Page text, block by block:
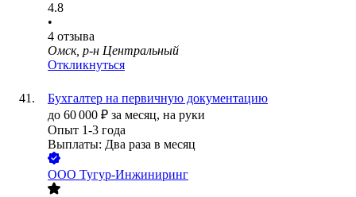
4.8
•
4 отзыва
Омск, р-н Центральный
Откликнуться
Бухгалтер на первичную документацию
до 60 000 ₽ за месяц, на руки
Опыт 1-3 года
Выплаты: Два раза в месяц
ООО Тугур-Инжиниринг